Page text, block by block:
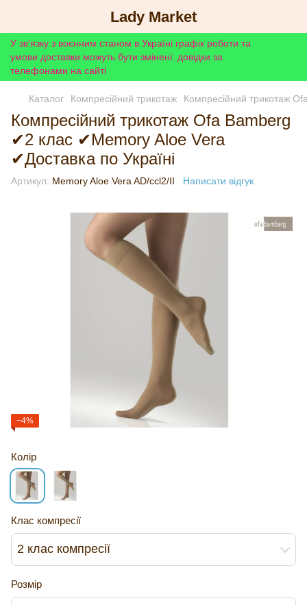
Lady Market
У зв'язку з воєнним станом в Україні графік роботи та
умови доставки можуть бути змінені: довідки за
телефонами на сайті
Каталог Компресійний трикотаж Компресійний трикотаж
Компресійний трикотаж Ofa Bamberg
✔2 клас ✔Memory Aloe Vera
✔Доставка по Україні
Артикул: Memory Aloe Vera AD/ccl2/II Написати відгук
−4%
Колір
Клас компресії
2 клас компресії
Розмір